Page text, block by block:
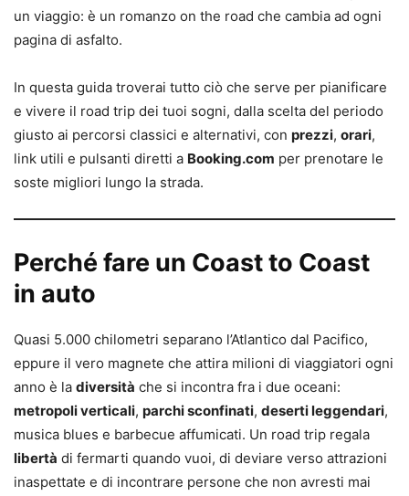
un viaggio: è un romanzo on the road che cambia ad ogni
pagina di asfalto.
In questa guida troverai tutto ciò che serve per pianificare
e vivere il road trip dei tuoi sogni, dalla scelta del periodo
giusto ai percorsi classici e alternativi, con prezzi, orari,
link utili e pulsanti diretti a Booking.com per prenotare le
soste migliori lungo la strada.
Perché fare un Coast to Coast
in auto
Quasi 5.000 chilometri separano l’Atlantico dal Pacifico,
eppure il vero magnete che attira milioni di viaggiatori ogni
anno è la diversità che si incontra fra i due oceani:
metropoli verticali, parchi sconfinati, deserti leggendari,
musica blues e barbecue affumicati. Un road trip regala
libertà di fermarti quando vuoi, di deviare verso attrazioni
inaspettate e di incontrare persone che non avresti mai